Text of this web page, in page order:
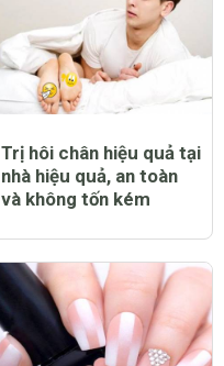
Trị hôi chân hiệu quả tại
nhà hiệu quả, an toàn
và không tốn kém